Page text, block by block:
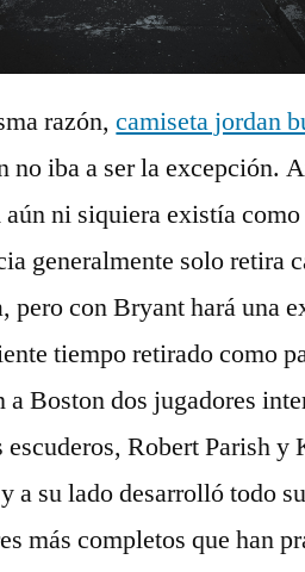
razón,camiseta jordan
no iba a ser la excepción.
ni siquiera existía
generalmente solo retira
pero con Bryant hará una
tiempo retirado como
a Boston dos jugadores
escuderos, Robert Parish
a su lado desarrolló todo
más completos que han